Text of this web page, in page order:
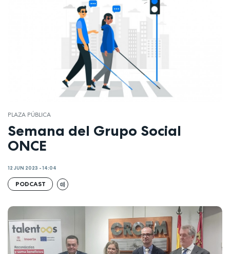
PLAZA PÚBLICA
Semana del Grupo Social
ONCE
12 JUN 2023 - 14:04
PODCAST